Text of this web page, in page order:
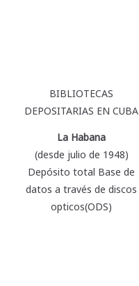
BIBLIOTECAS
DEPOSITARIAS EN CUBA
La Habana
(desde julio de 1948)
Depósito total Base de
datos a través de discos
opticos(ODS)